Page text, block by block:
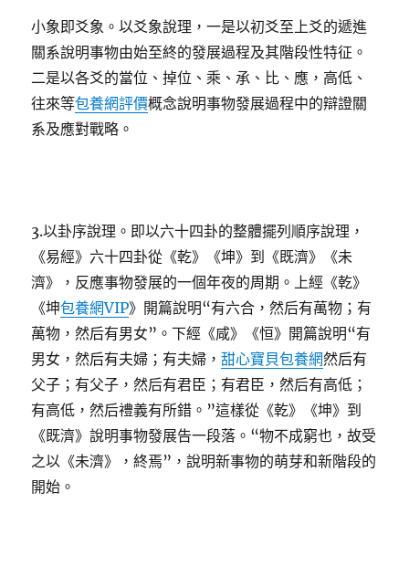
小象即爻象。以爻象說理，一是以初爻至上爻的遞進
關系說明事物由始至終的發展過程及其階段性特征。
二是以各爻的當位、掉位、乘、承、比、應，高低、
往來等包養網評價概念說明事物發展過程中的辯證關
系及應對戰略。
3.以卦序說理。即以六十四卦的整體擺列順序說理，
《易經》六十四卦從《乾》《坤》到《既濟》《未
濟》，反應事物發展的一個年夜的周期。上經《乾》
《坤包養網VIP》開篇說明“有六合，然后有萬物；有
萬物，然后有男女”。下經《咸》《恒》開篇說明“有
男女，然后有夫婦；有夫婦，甜心寶貝包養網然后有
父子；有父子，然后有君臣；有君臣，然后有高低；
有高低，然后禮義有所錯。”這樣從《乾》《坤》到
《既濟》說明事物發展告一段落。“物不成窮也，故受
之以《未濟》，終焉”，說明新事物的萌芽和新階段的
開始。